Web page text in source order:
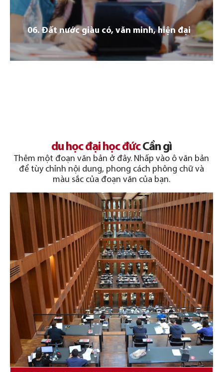
chọn lý tưởng của nhiều du học sinh quốc tế.
06. Đất nước giàu có, văn minh, hiện đại
Đức hiện có hơn 400 trường Đại học cùng hơn 1.800
chương trình học với chất lượng đào tạo hàng đầu thế
giới và bằng cấp được công nhận toàn cầu. Đức là lựa
chọn lý tưởng của nhiều du học sinh quốc tế.
du học đại học đứcCần gì
Thêm một đoạn văn bản ở đây. Nhấp vào ô văn bản
để tùy chỉnh nội dung, phong cách phông chữ và
màu sắc của đoạn văn của bạn.